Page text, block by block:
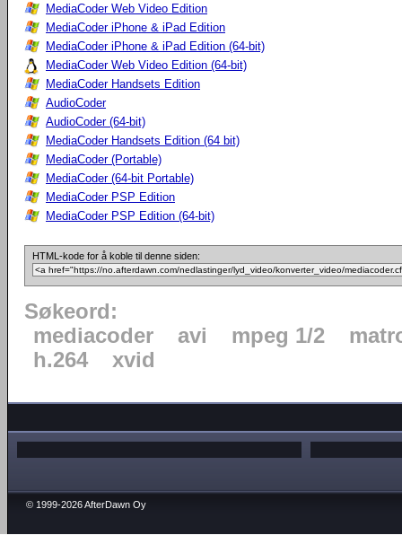
MediaCoder Web Video Edition
MediaCoder iPhone & iPad Edition
MediaCoder iPhone & iPad Edition (64-bit)
MediaCoder Web Video Edition (64-bit)
MediaCoder Handsets Edition
AudioCoder
AudioCoder (64-bit)
MediaCoder Handsets Edition (64 bit)
MediaCoder (Portable)
MediaCoder (64-bit Portable)
MediaCoder PSP Edition
MediaCoder PSP Edition (64-bit)
HTML-kode for å koble til denne siden:
Søkeord:
mediacoder
avi mpeg 1/2
h.264
xvid
© 1999-2026 AfterDawn Oy